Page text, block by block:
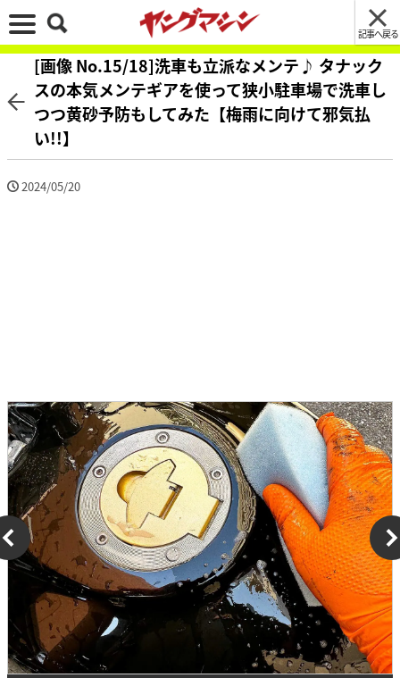
記事へ戻る
[画像 No.15/18]洗車も立派なメンテ♪ タナック
スの本気メンテギアを使って狭小駐車場で洗車し
つつ黄砂予防もしてみた【梅雨に向けて邪気払
い!!】
2024/05/20